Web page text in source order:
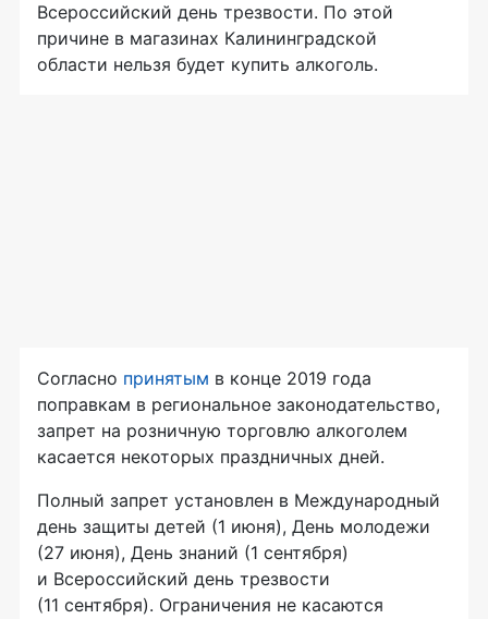
Всероссийский день трезвости. По этой
причине в магазинах Калининградской
области нельзя будет купить алкоголь.
Согласно принятым в конце 2019 года
поправкам в региональное законодательство,
запрет на розничную торговлю алкоголем
касается некоторых праздничных дней.
Полный запрет установлен в Международный
день защиты детей (1 июня), День молодежи
(27 июня), День знаний (1 сентября)
и Всероссийский день трезвости
(11 сентября). Ограничения не касаются